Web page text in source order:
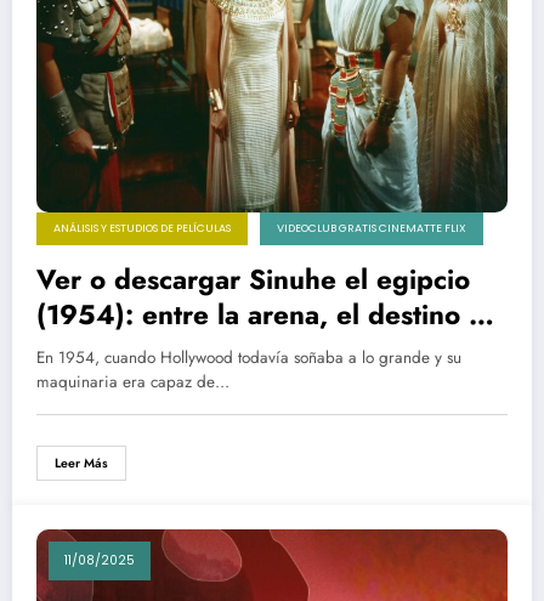
ANÁLISIS Y ESTUDIOS DE PELÍCULAS VIDEOCLUB GRATIS CINEMATTE FLIX
Ver o descargar Sinuhe el egipcio
(1954): entre la arena, el destino y
los dioses olvidados
En 1954, cuando Hollywood todavía soñaba a lo grande y su
maquinaria era capaz de…
Leer Más
11/08/2025